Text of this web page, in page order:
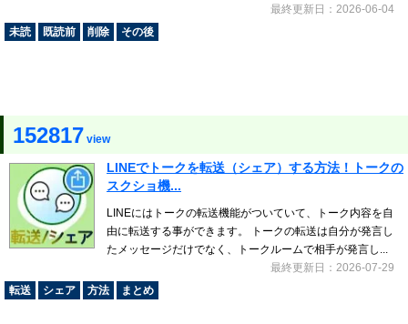
最終更新日：2026-06-04
未読
既読前 削除 その後
152817 view
LINEでトークを転送（シェア）する方法！トークの
スクショ機...
LINEにはトークの転送機能がついていて、トーク内容を自
由に転送する事ができます。 トークの転送は自分が発言し
たメッセージだけでなく、トークルームで相手が発言し...
最終更新日：2026-07-29
転送
シェア 方法 まとめ